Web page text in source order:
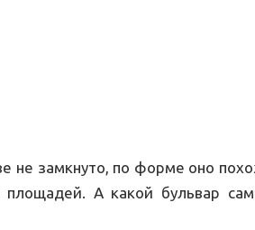
не замкнуто, по форме оно
А какой бульвар